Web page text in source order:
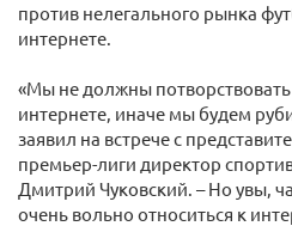
против нелегального рынка
интернете.
«Мы не должны
интернете, иначе мы будем
заявил на встрече с
премьер-лиги директор
Дмитрий Чуковский. – Но увы,
очень вольно относиться к